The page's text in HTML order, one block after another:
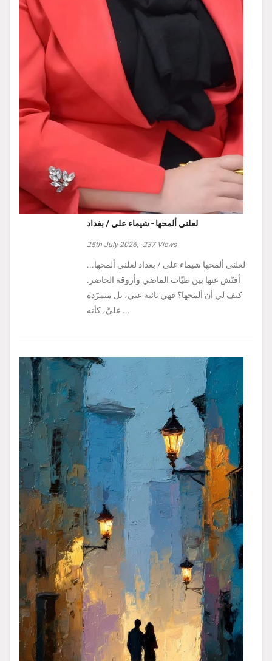
لعلني ألمحها - شيماء علي / بغداد
25th July 2026, 237Views
لعلني ألمحها شيماء علي / بغداد لعلني ألمحها...
أفتّش عنها بين طيّات الماضي وأروقة الحاضر.
كيف لي أن ألمحها؟ فهي نائية عني، بل متمرّدة
عليَّ، كأنه ...